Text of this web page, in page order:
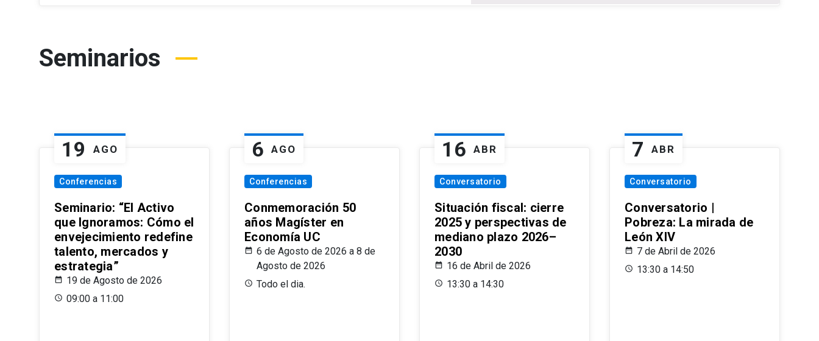
Seminarios
19 AGO
Conferencias
Seminario: “El Activo
que Ignoramos: Cómo el
envejecimiento redefine
talento, mercados y
estrategia”
19 de Agosto de 2026
09:00 a 11:00
6 AGO
Conferencias
Conmemoración 50
años Magíster en
Economía UC
6 de Agosto de 2026 a 8 de
Agosto de 2026
Todo el dia.
16 ABR
Conversatorio
Situación fiscal: cierre
2025 y perspectivas de
mediano plazo 2026–
2030
16 de Abril de 2026
13:30 a 14:30
7 ABR
Conversatorio
Conversatorio |
Pobreza: La mirada de
León XIV
7 de Abril de 2026
13:30 a 14:50